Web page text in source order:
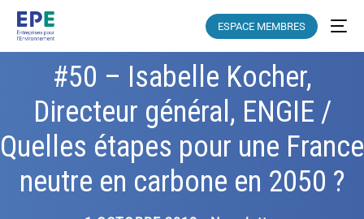
ESPACE MEMBRES
#50 – Isabelle Kocher,
Directeur général, ENGIE /
Quelles étapes pour une France
neutre en carbone en 2050 ?